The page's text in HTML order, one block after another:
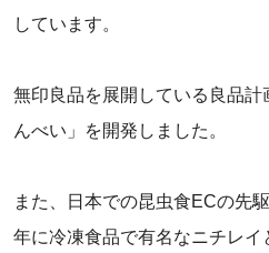
しています。
無印良品を展開している良品
んべい」を開発しました。
また、日本での昆虫食ECの先
年に冷凍食品で有名なニチレイ